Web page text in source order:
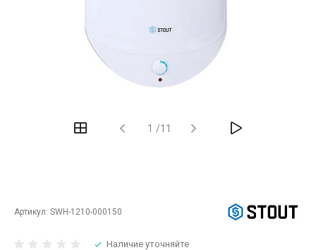
1 /11
Артикул: SWH-1210-000150
Наличие уточняйте